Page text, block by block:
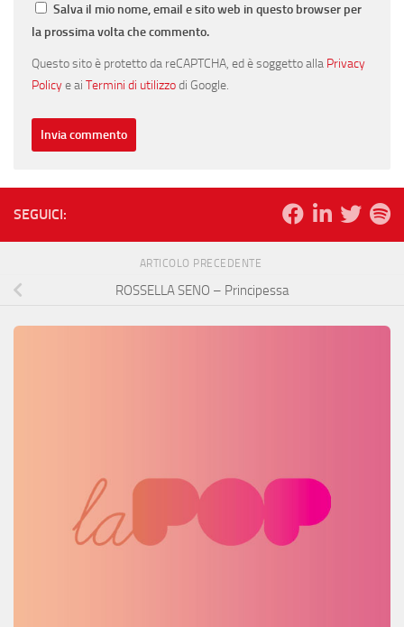
Salva il mio nome, email e sito web in questo browser per
la prossima volta che commento.
Questo sito è protetto da reCAPTCHA, ed è soggetto alla Privacy
Policye ai Termini di utilizzodi Google.
SEGUICI:
ARTICOLO PRECEDENTE
ROSSELLA SENO – Principessa